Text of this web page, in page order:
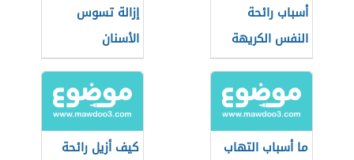
أسباب رائحة
النفس الكريهة
إزالة تسوس
الأسنان
ما أسباب التهاب
كيف أزيل رائحة